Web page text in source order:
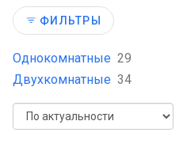
ФИЛЬТРЫ
Однокомнатные 29
Двухкомнатные 34